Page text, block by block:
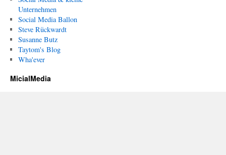
Unternehmen
Social Media Ballon
Steve Rückwardt
Susanne Butz
Taytom's Blog
Wha'ever
MicialMedia